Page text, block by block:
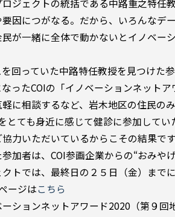
ジェクトの統括である中路重之特任
因につがなる。だから、いろんな
が一緒に全体で動かないとイノベ
回っていた中路特任教授を見つけた
ったCOIの「イノベーションネット
に相談するなど、岩木地区の住民の
とても身近に感じて健診に参加して
力いただいているからこその結果です
加者は、COI参画企業からの“おみや
トでは、最終日の２５日（金）まで
ージはこちら
ションネットアワード2020（第９